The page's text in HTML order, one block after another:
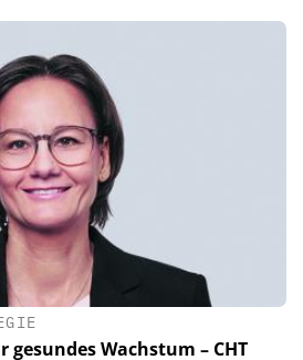
Wachstum – CHT